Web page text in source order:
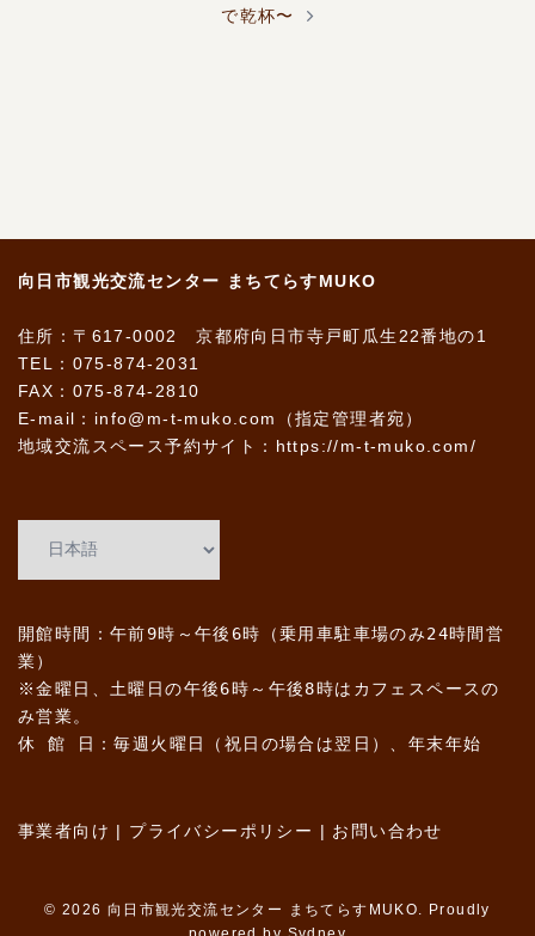
で乾杯〜
向日市観光交流センター まちてらすMUKO
住所：〒617-0002 京都府向日市寺戸町瓜生22番地の1
TEL：075-874-2031
FAX：075-874-2810
E-mail：info@m-t-muko.com（指定管理者宛）
地域交流スペース予約サイト： https://m-t-muko.com/
開館時間：午前9時～午後6時（乗用車駐車場のみ24時間営
業）
※金曜日、土曜日の午後6時～午後8時はカフェスペースの
み営業。
休 館 日：毎週火曜日（祝日の場合は翌日）、年末年始
事業者向け | プライバシーポリシー | お問い合わせ
© 2026 向日市観光交流センター まちてらすMUKO. Proudly